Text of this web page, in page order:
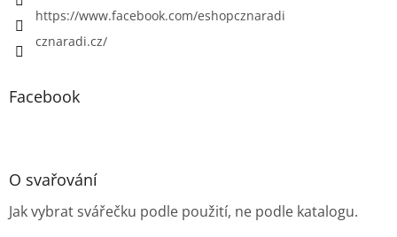
https://www.facebook.com/eshopcznaradi
cznaradi.cz/
Facebook
O svařování
Jak vybrat svářečku podle použití, ne podle katalogu.